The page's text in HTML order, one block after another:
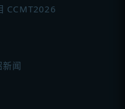
CCMT2026
闻